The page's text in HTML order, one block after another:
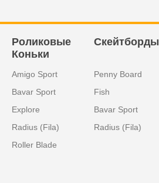
Роликовые
Коньки
Amigo Sport
Bavar Sport
Explore
Radius (Fila)
Roller Blade
Скейтборды
Penny Board
Fish
Bavar Sport
Radius (Fila)